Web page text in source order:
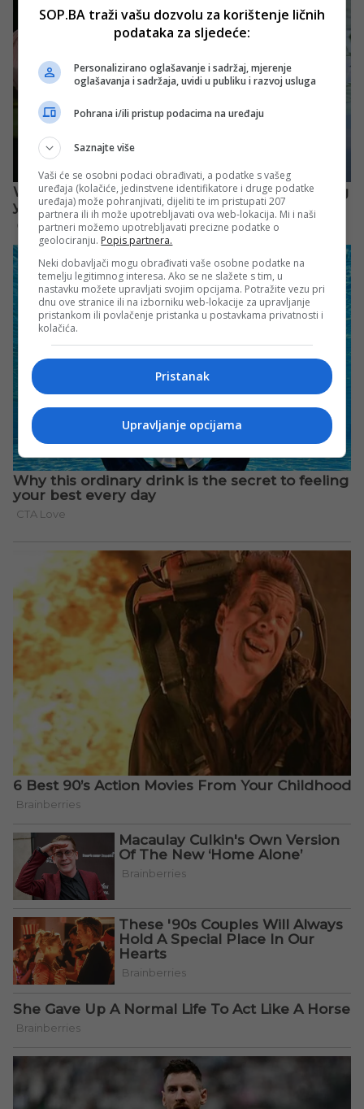
SOP.BA traži vašu dozvolu za korištenje ličnih
podataka za sljedeće:
Personalizirano oglašavanje i sadržaj, mjerenje
oglašavanja i sadržaja, uvidi u publiku i razvoj usluga
Pohrana i/ili pristup podacima na uređaju
Saznajte više
Vaši će se osobni podaci obrađivati, a podatke s vašeg
uređaja (kolačiće, jedinstvene identifikatore i druge podatke
uređaja) može pohranjivati, dijeliti te im pristupati 207
partnera ili ih može upotrebljavati ova web-lokacija. Mi i naši
partneri možemo upotrebljavati precizne podatke o
geolociranju. Popis partnera.
Neki dobavljači mogu obrađivati vaše osobne podatke na
temelju legitimnog interesa. Ako se ne slažete s tim, u
nastavku možete upravljati svojim opcijama. Potražite vezu pri
dnu ove stranice ili na izborniku web-lokacije za upravljanje
pristankom ili povlačenje pristanka u postavkama privatnosti i
kolačića.
Pristanak
Upravljanje opcijama